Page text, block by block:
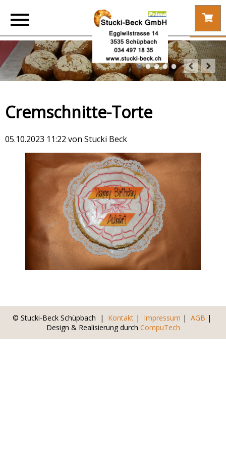
Cremschnitte-Torte
05.10.2023 11:22 von Stucki Beck
© Stucki-Beck Schüpbach | Kontakt | Impressum | AGB |
Design & Realisierung durch CompuTech